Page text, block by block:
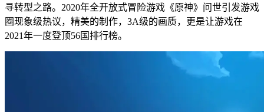
寻转型之路。2020年全开放式冒险游戏《原神》问世引发游戏
圈现象级热议，精美的制作，3A级的画质，更是让游戏在
2021年一度登顶56国排行榜。